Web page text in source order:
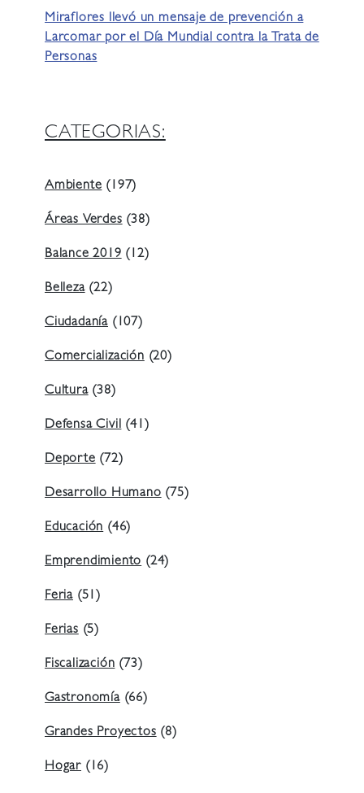
Miraflores llevó un mensaje de prevención a
Larcomar por el Día Mundial contra la Trata de
Personas
CATEGORIAS:
Ambiente(197)
Áreas Verdes(38)
Balance 2019(12)
Belleza(22)
Ciudadanía (107)
Comercialización(20)
Cultura(38)
Defensa Civil(41)
Deporte(72)
Desarrollo Humano(75)
Educación(46)
Emprendimiento(24)
Feria (51)
Ferias(5)
Fiscalización(73)
Gastronomía(66)
Grandes Proyectos(8)
Hogar (16)